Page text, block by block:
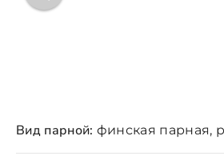
Вид парной: финская парная,